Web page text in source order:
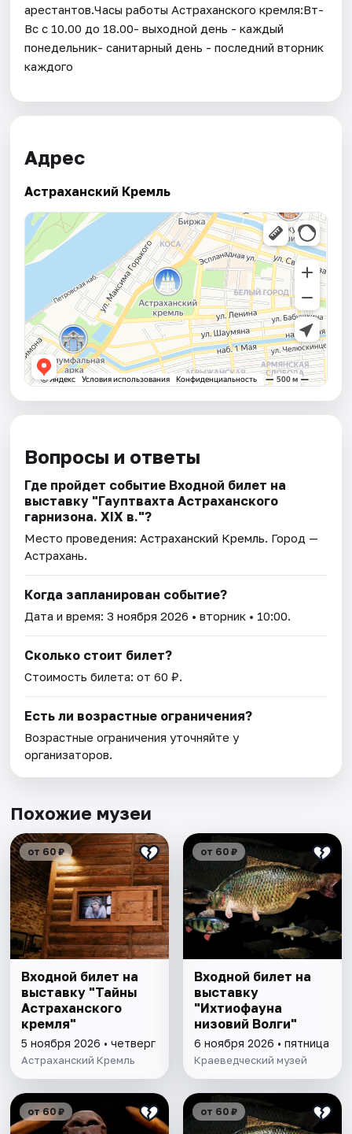
арестантов.Часы работы Астраханского кремля:Вт-
Вс с 10.00 до 18.00- выходной день - каждый
понедельник- санитарный день - последний вторник
каждого
Адрес
Астраханский Кремль
Вопросы и ответы
Где пройдет событие Входной билет на
выставку "Гауптвахта Астраханского
гарнизона. XIX в."?
Место проведения:Астраханский Кремль. Город —
Астрахань.
Когда запланирован событие?
Дата и время:3 ноября 2026 • вторник • 10:00.
Сколько стоит билет?
Стоимость билета: от 60 ₽.
Есть ли возрастные ограничения?
Возрастные ограничения уточняйте у
организаторов.
Похожие музеи
от 60 ₽
Входной билет на
выставку "Тайны
Астраханского
кремля"
5 ноября 2026 • четверг
Астраханский Кремль
от 60 ₽
Входной билет на
выставку
"Ихтиофауна
низовий Волги"
6 ноября 2026 • пятница
Краеведческий музей
от 60 ₽ от 60 ₽